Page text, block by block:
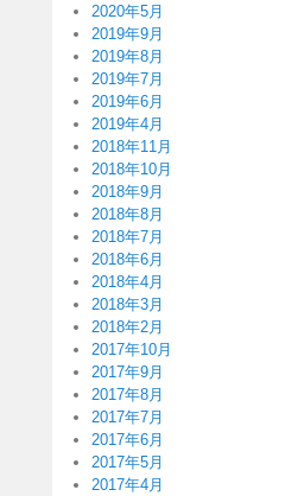
2020年5月
2019年9月
2019年8月
2019年7月
2019年6月
2019年4月
2018年11月
2018年10月
2018年9月
2018年8月
2018年7月
2018年6月
2018年4月
2018年3月
2018年2月
2017年10月
2017年9月
2017年8月
2017年7月
2017年6月
2017年5月
2017年4月